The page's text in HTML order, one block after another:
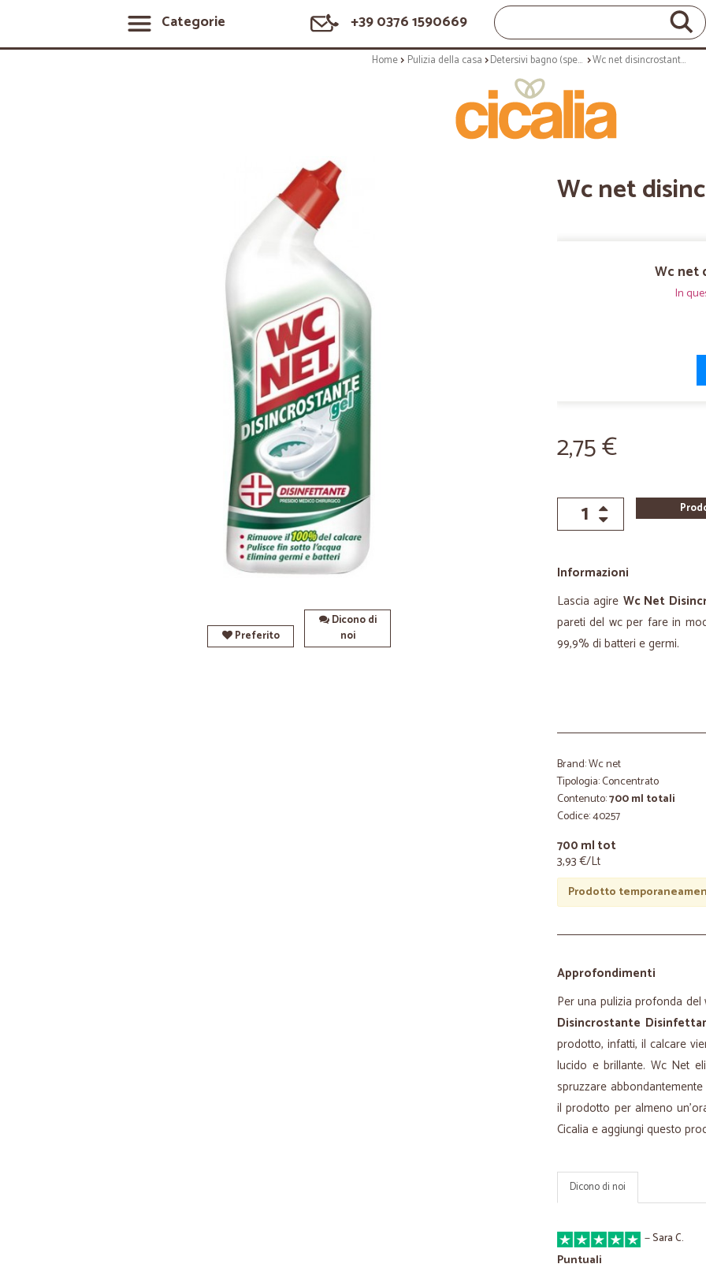
Categorie +39 0376 1590669
Home Pulizia della casa Detersivi bagno (specifici) Wc net disincrostante gel - ml.700
Preferito
Dicono di
noi
Wc net
Wc net
In
2,75 €
Informazioni
Lascia agire Wc Net
pareti del wc per fare in
99,9% di batteri e germi.
Brand: Wc net
Tipologia: Concentrato
Contenuto:700 ml totali
Codice: 40257
700 ml tot
3,93 €/Lt
Prodotto
Approfondimenti
Per una pulizia profonda
Disincrostante
prodotto, infatti, il calcare
lucido e brillante. Wc Net
spruzzare
il prodotto per almeno
Cicalia e aggiungi questo
Dicono di noi
—Sara C.
Puntuali